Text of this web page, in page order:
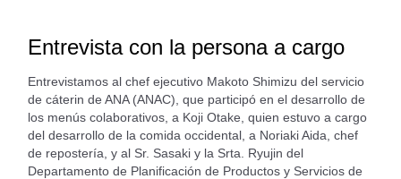
Entrevista con la persona a cargo
Entrevistamos al chef ejecutivo Makoto Shimizu del servicio
de cáterin de ANA (ANAC), que participó en el desarrollo de
los menús colaborativos, a Koji Otake, quien estuvo a cargo
del desarrollo de la comida occidental, a Noriaki Aida, chef
de repostería, y al Sr. Sasaki y la Srta. Ryujin del
Departamento de Planificación de Productos y Servicios de